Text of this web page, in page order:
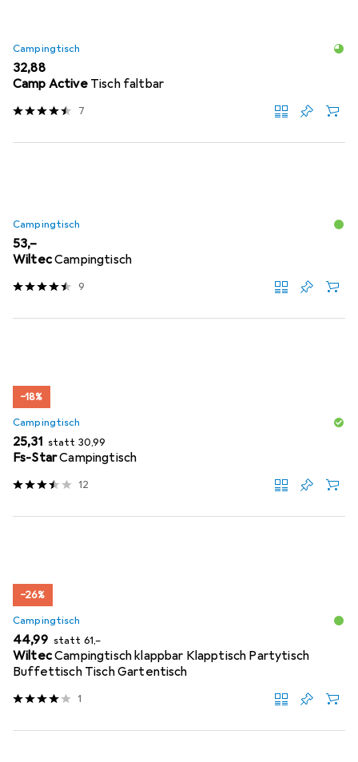
Campingtisch
EUR
32,88
Camp Active Tisch faltbar
7
Campingtisch
EUR
53,–
WiltecCampingtisch
9
−18%
Campingtisch
EUR
25,31 statt EUR
30,99
Fs-StarCampingtisch
12
−26%
Campingtisch
EUR
44,99 statt EUR
61,–
WiltecCampingtisch klappbar Klapptisch Partytisch
Buffettisch Tisch Gartentisch
1